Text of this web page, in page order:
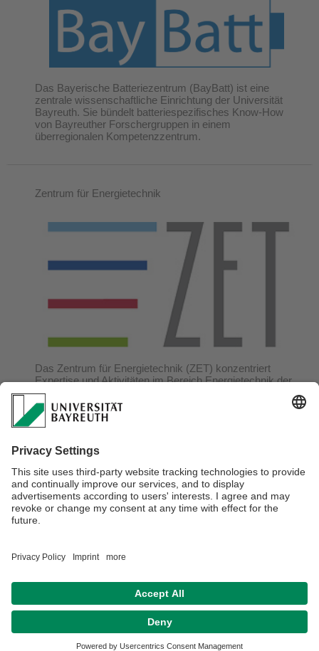
Das Bayerische Batteriezentrum (BayBatt) ist eine
zentrale wissenschaftliche Einrichtung der Universität
Bayreuth. Sie bündelt batteriespezifisches Know-How
von Bayreuther Forschergruppen in einem
überregionalen Kompetenzzentrum.
Zentrum für Energietechnik
Das Zentrum für Energietechnik (ZET) konzentriert
Expertise und Aktivitäten im Bereich Energietechnik der
Fakultät für Ingenieurwissenschaften an der Universität
Bayreuth. Derzeit decken neun Lehrstühle mit ihren
Kompetenzen thermische, chemische, biologische und
elektrische Aspekte der Erzeugung, Übertragung,
Impressum Hausordnung
Barrierefreiheitserklärung